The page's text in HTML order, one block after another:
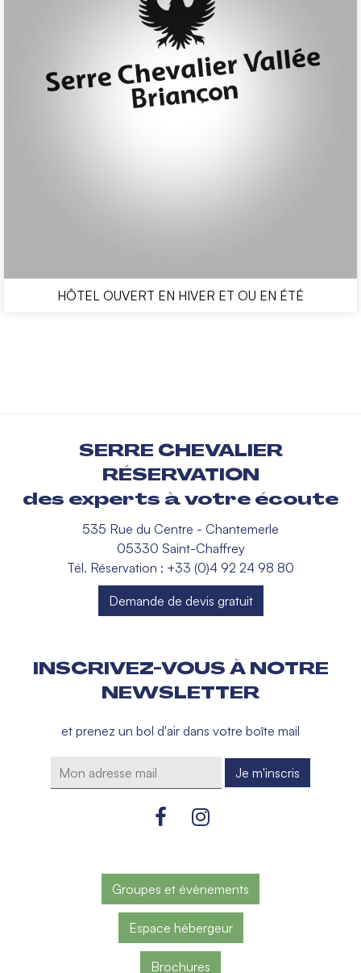
HÔTEL OUVERT EN HIVER ET OU EN ÉTÉ
SERRE CHEVALIER
RÉSERVATION
des experts à votre écoute
535 Rue du Centre - Chantemerle
05330 Saint-Chaffrey
Tél. Réservation : +33 (0)4 92 24 98 80
Demande de devis gratuit
INSCRIVEZ-VOUS À NOTRE
NEWSLETTER
et prenez un bol d'air dans votre boîte mail
Groupes et évènements
Espace hébergeur
Brochures